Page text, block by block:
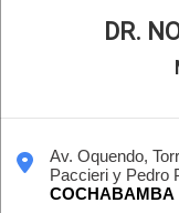
DR.
Av. Oquendo,
Paccieri y Pedro
COCHABAMBA